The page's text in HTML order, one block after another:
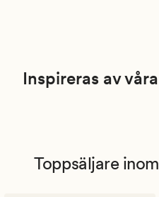
Inspireras av
Toppsäljare